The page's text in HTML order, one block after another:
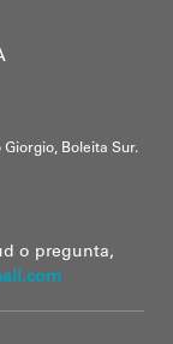
Boleita Sur.
o pregunta,